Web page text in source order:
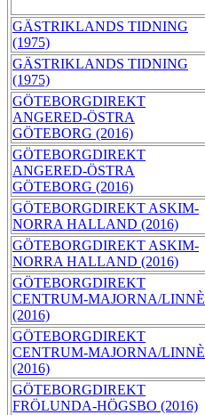
GÄSTRIKLANDS TIDNING
(1975)
GÄSTRIKLANDS TIDNING
(1975)
GÖTEBORGDIREKT
ANGERED-ÖSTRA
GÖTEBORG (2016)
GÖTEBORGDIREKT
ANGERED-ÖSTRA
GÖTEBORG (2016)
GÖTEBORGDIREKT ASKIM-
NORRA HALLAND (2016)
GÖTEBORGDIREKT ASKIM-
NORRA HALLAND (2016)
GÖTEBORGDIREKT
CENTRUM-MAJORNA/LINNÈ
(2016)
GÖTEBORGDIREKT
CENTRUM-MAJORNA/LINNÈ
(2016)
GÖTEBORGDIREKT
FRÖLUNDA-HÖGSBO (2016)